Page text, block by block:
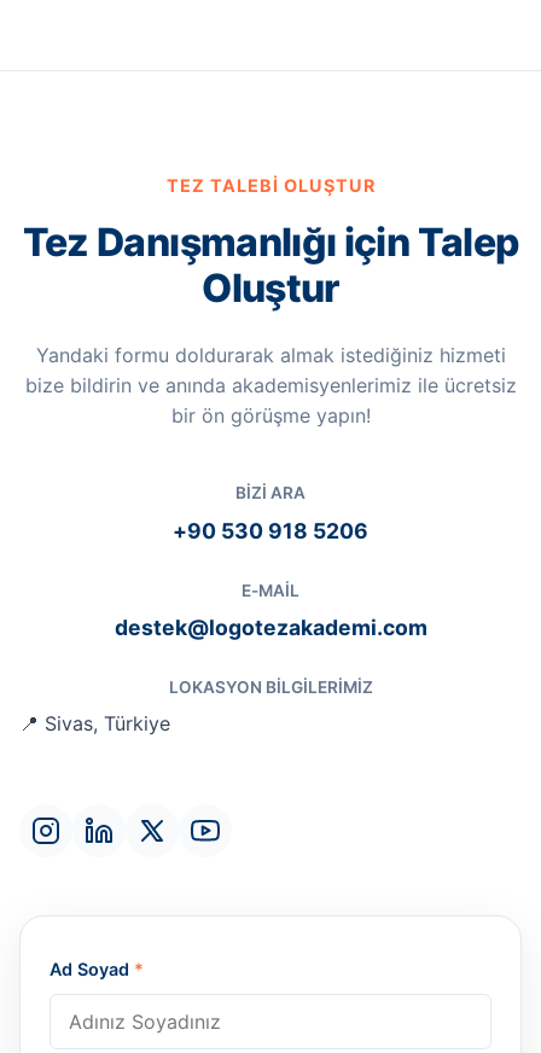
TEZ TALEBI OLUŞTUR
Tez Danışmanlığı için Talep
Oluştur
Yandaki formu doldurarak almak istediğiniz hizmeti
bize bildirin ve anında akademisyenlerimiz ile ücretsiz
bir ön görüşme yapın!
BIZI ARA
+90 530 918 5206
E-MAIL
destek@logotezakademi.com
LOKASYON BILGILERIMIZ
📍 Sivas, Türkiye
Ad Soyad *